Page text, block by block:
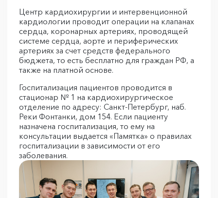
Центр кардиохирургии и интервенционной
кардиологии проводит операции на клапанах
сердца, коронарных артериях, проводящей
системе сердца, аорте и периферических
артериях за счет средств федерального
бюджета, то есть бесплатно для граждан РФ, а
также на платной основе.
Госпитализация пациентов проводится в
стационар № 1 на кардиохирургическое
отделение по адресу: Санкт-Петербург, наб.
Реки Фонтанки, дом 154. Если пациенту
назначена госпитализация, то ему на
консультации выдается «Памятка» о правилах
госпитализации в зависимости от его
заболевания.